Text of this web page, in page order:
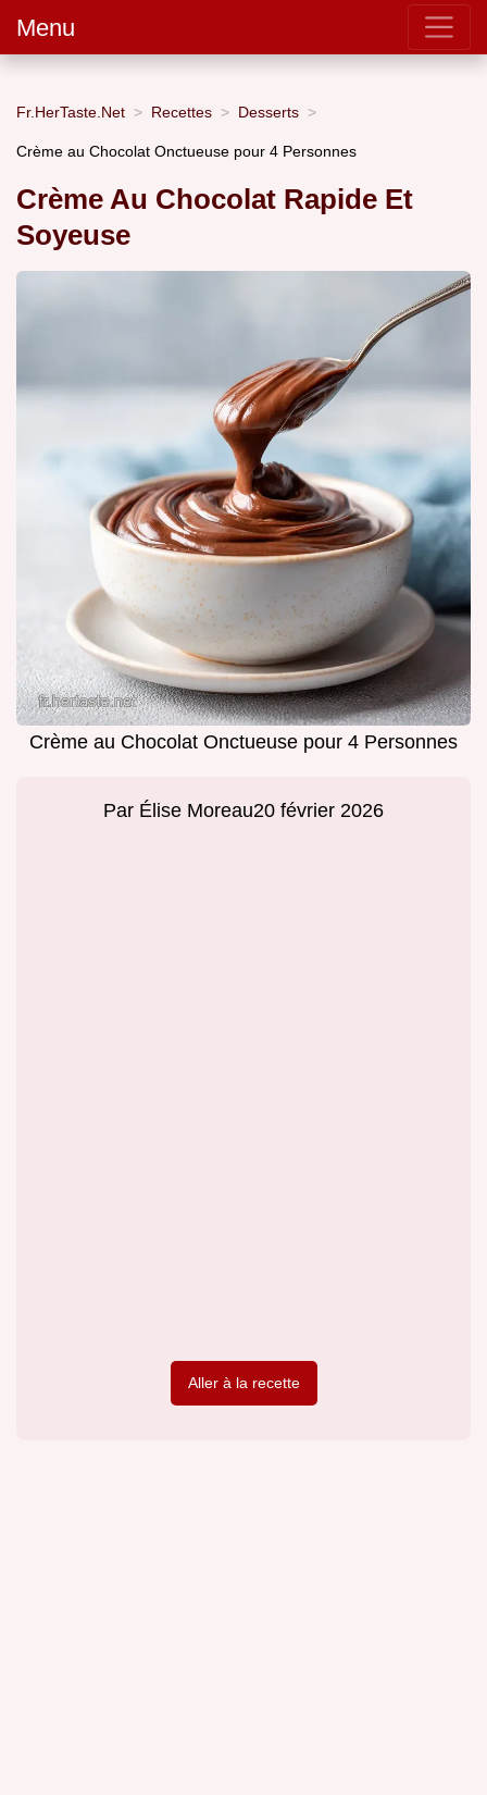
Menu
Fr.HerTaste.Net Recettes Desserts
Crème au Chocolat Onctueuse pour 4 Personnes
Crème Au Chocolat Rapide Et
Soyeuse
Crème au Chocolat Onctueuse pour 4 Personnes
Par Élise Moreau20 février 2026
Aller à la recette